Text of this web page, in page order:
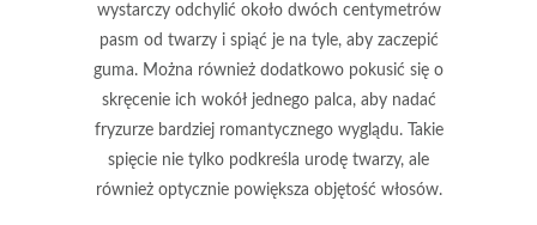
wystarczy odchylić około dwóch centymetrów
pasm od twarzy i spiąć je na tyle, aby zaczepić
guma. Można również dodatkowo pokusić się o
skręcenie ich wokół jednego palca, aby nadać
fryzurze bardziej romantycznego wyglądu. Takie
spięcie nie tylko podkreśla urodę twarzy, ale
również optycznie powiększa objętość włosów.